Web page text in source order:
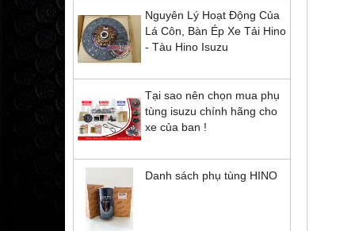
Nguyên Lý Hoạt Động Của
Lá Côn, Bàn Ép Xe Tải Hino
- Tàu Hino Isuzu
Tại sao nên chọn mua phụ
tùng isuzu chính hãng cho
xe của ban !
Danh sách phụ tùng HINO